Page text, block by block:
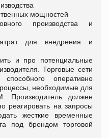
мощностей
производства и
для внедрения и
и про потенциальные
Торговые сети
оперативно
необходимые для
Производитель должен
реагировать на запросы
жесткие временные
под брендом торговой